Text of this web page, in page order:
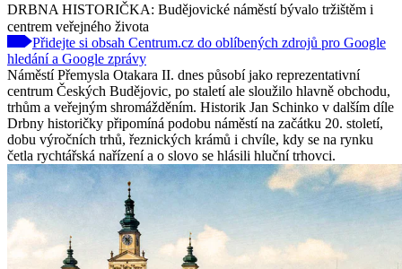
DRBNA HISTORIČKA: Budějovické náměstí bývalo tržištěm i
centrem veřejného života
Přidejte si obsah Centrum.cz do oblíbených zdrojů pro Google
hledání a Google zprávy
Náměstí Přemysla Otakara II. dnes působí jako reprezentativní
centrum Českých Budějovic, po staletí ale sloužilo hlavně obchodu,
trhům a veřejným shromážděním. Historik Jan Schinko v dalším díle
Drbny historičky připomíná podobu náměstí na začátku 20. století,
dobu výročních trhů, řeznických krámů i chvíle, kdy se na rynku
četla rychtářská nařízení a o slovo se hlásili hluční trhovci.